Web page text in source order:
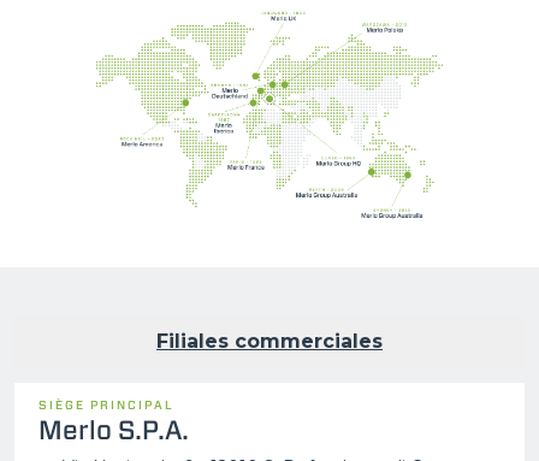
Filiales commerciales
SIÈGE PRINCIPAL
Merlo S.P.A.